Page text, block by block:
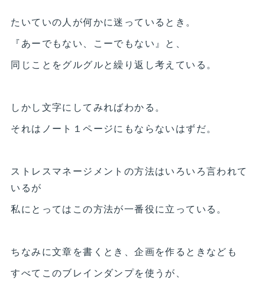
たいていの人が何かに迷っているとき。
『あーでもない、こーでもない』と、
同じことをグルグルと繰り返し考えている。
しかし文字にしてみればわかる。
それはノート１ページにもならないはずだ。
ストレスマネージメントの方法はいろいろ言われて
いるが
私にとってはこの方法が一番役に立っている。
ちなみに文章を書くとき、企画を作るときなども
すべてこのブレインダンプを使うが、